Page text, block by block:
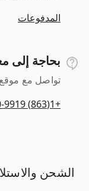
المدفوعات
بحاجة إلى
تواصل مع موقع
+1(863) 420-9919
الشحن